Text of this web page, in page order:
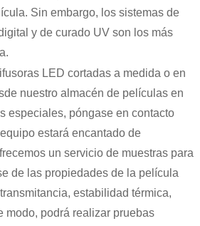
Sin embargo, los sistemas de
y de curado UV son los más
LED cortadas a medida o en
nuestro almacén de películas en
especiales, póngase en contacto
estará encantado de
un servicio de muestras para
de las propiedades de la película
estabilidad térmica,
modo, podrá realizar pruebas